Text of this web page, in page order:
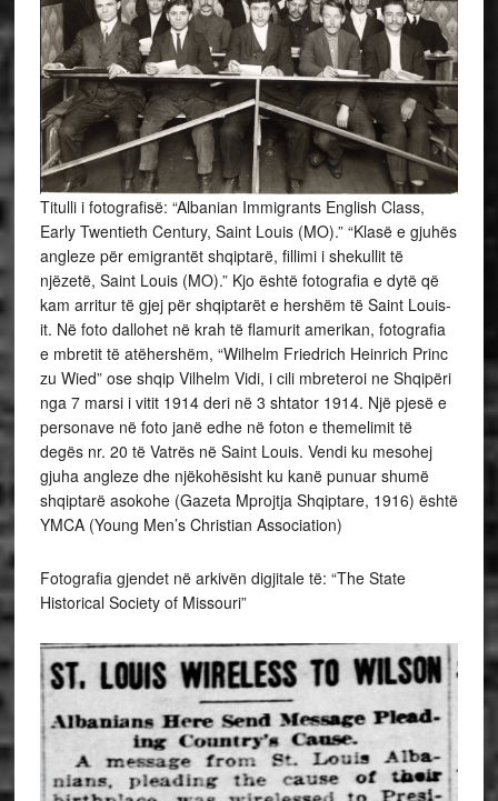
Titulli i fotografisë: “Albanian Immigrants English Class,
Early Twentieth Century, Saint Louis (MO).” “Klasë e gjuhës
angleze për emigrantët shqiptarë, fillimi i shekullit të
njëzetë, Saint Louis (MO).” Kjo është fotografia e dytë që
kam arritur të gjej për shqiptarët e hershëm të Saint Louis-
it. Në foto dallohet në krah të flamurit amerikan, fotografia
e mbretit të atëhershëm, “Wilhelm Friedrich Heinrich Princ
zu Wied” ose shqip Vilhelm Vidi, i cili mbreteroi ne Shqipëri
nga 7 marsi i vitit 1914 deri në 3 shtator 1914. Një pjesë e
personave në foto janë edhe në foton e themelimit të
degës nr. 20 të Vatrës në Saint Louis. Vendi ku mesohej
gjuha angleze dhe njëkohësisht ku kanë punuar shumë
shqiptarë asokohe (Gazeta Mprojtja Shqiptare, 1916) është
YMCA (Young Men’s Christian Association)
Fotografia gjendet në arkivën digjitale të: “The State
Historical Society of Missouri”